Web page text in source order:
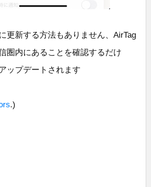
更新する方法もありません、AirTag
圏内にあることを確認するだけ
ップデートされます
.)